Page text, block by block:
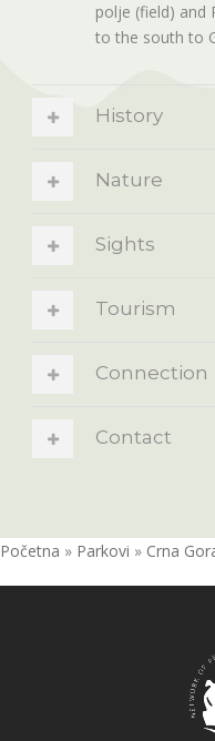
polje (field) and
to the south to
History
Nature
Sights
Tourism
Connection
Contact
Početna » Parkovi » Crna